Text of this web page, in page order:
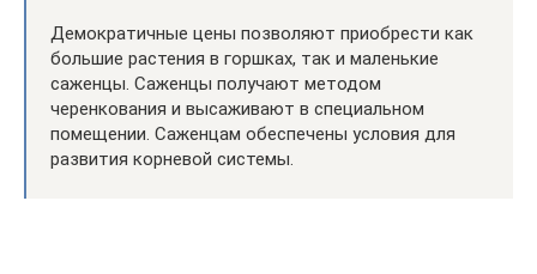
Демократичные цены позволяют приобрести как
большие растения в горшках, так и маленькие
саженцы. Саженцы получают методом
черенкования и высаживают в специальном
помещении. Саженцам обеспечены условия для
развития корневой системы.